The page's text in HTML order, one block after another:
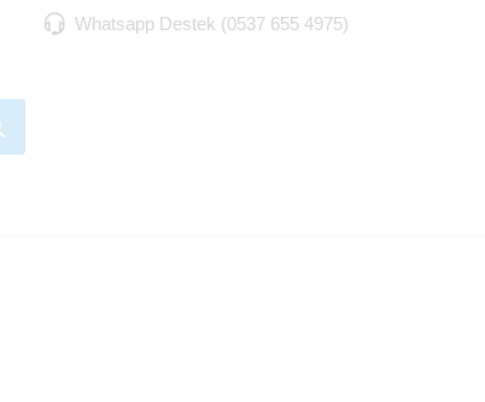
Whatsapp Destek (0537 655 4975)